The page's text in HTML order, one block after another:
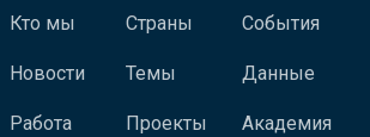
Кто мы
Новости
Работа
Страны
Темы
Проекты
События
Данные
Академия